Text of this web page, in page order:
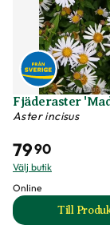
Fjäderaster
Aster incisus
7990
Välj butik
Online
Till
till